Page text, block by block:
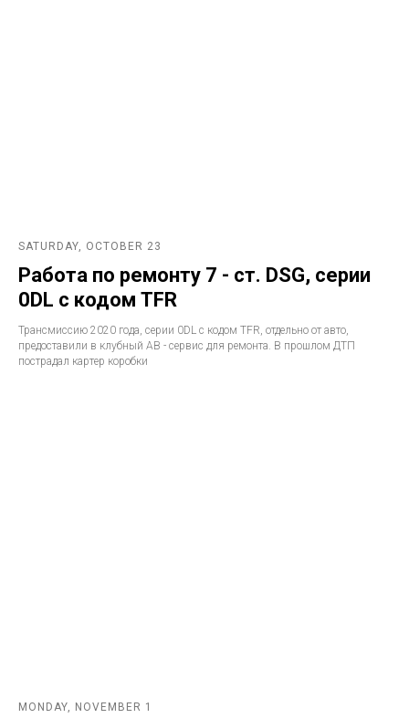
SATURDAY, OCTOBER 23
Работа по ремонту 7 - ст. DSG, серии
0DL с кодом TFR
Трансмиссию 2020 года, серии 0DL с кодом TFR, отдельно от авто,
предоставили в клубный АВ - сервис для ремонта. В прошлом ДТП
пострадал картер коробки
MONDAY, NOVEMBER 1